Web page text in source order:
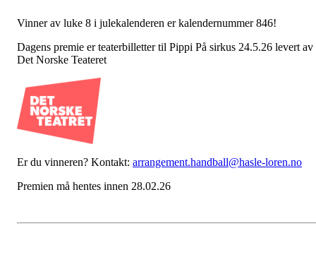
Vinner av luke 8 i julekalenderen er kalendernummer 846!
Dagens premie er teaterbilletter til Pippi På sirkus 24.5.26 levert av
Det Norske Teateret
Er du vinneren? Kontakt: arrangement.handball@hasle-loren.no
Premien må hentes innen 28.02.26